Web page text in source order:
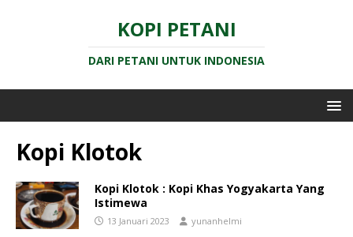
KOPI PETANI
DARI PETANI UNTUK INDONESIA
Kopi Klotok
Kopi Klotok : Kopi Khas Yogyakarta Yang
Istimewa
13 Januari 2023 yunanhelmi